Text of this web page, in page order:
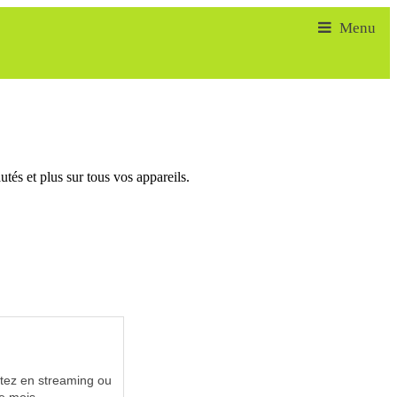
et plus sur tous vos appareils.
en streaming ou